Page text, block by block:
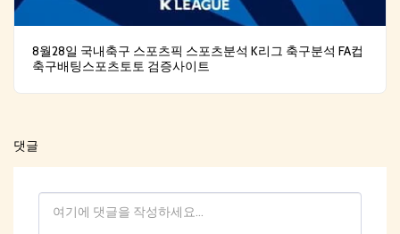
8월28일 국내축구 스포츠픽 스포츠분석 K리그 축구분석 FA컵
축구배팅스포츠토토 검증사이트
댓글